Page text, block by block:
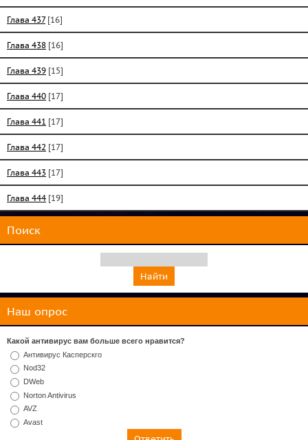
Глава 437 [16]
Глава 438 [16]
Глава 439 [15]
Глава 440 [17]
Глава 441 [17]
Глава 442 [17]
Глава 443 [17]
Глава 444 [19]
Поиск
Наш опрос
Какой антивирус вам больше всего нравится?
Антивирус Касперскго
Nod32
DWeb
Norton Antivirus
AVZ
Avast